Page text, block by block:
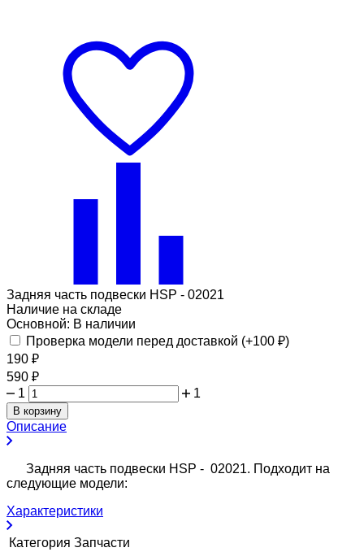
Задняя часть подвески HSP - 02021
Наличие на складе
Основной: В наличии
Проверка модели перед доставкой (+100 ₽)
190 ₽
590 ₽
1
1
В корзину
Описание
Задняя часть подвески HSP - 02021. Подходит на
следующие модели:
Характеристики
Категория Запчасти